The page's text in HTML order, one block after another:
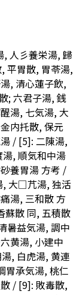
人彡養栄湯, 歸
平胃散, 胃苓湯,
, 清心蓮子飲,
; 六君子湯, 銭
湯, 七気湯, 大
内托散, 保元
/ [5]: 二陳湯,
, 順気和中湯
養胃湯 方考 /
, 大□芁湯, 独活
湯, 三和散 方
蘇散 同, 五積散
暑益気湯, 調中
黄湯, 小建中
, 白虎湯, 黄連
胃承気湯, 桃仁
/ [9]: 敗毒散,